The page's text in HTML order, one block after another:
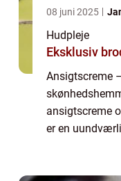
08 juni 2025
Hudpleje
Eksklusiv
Ansigtscreme
ansigtscreme
er en